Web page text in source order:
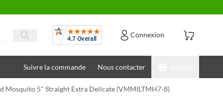
Avis Connexion
Suivre la commande Nous contacter
Mosquito 5" Straight Extra Delicate (VMMILTMH7-8)